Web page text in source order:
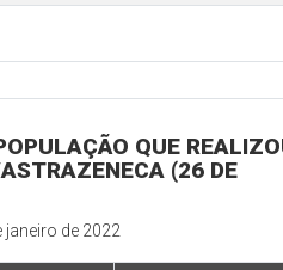
QUE
(26 DE
janeiro de 2022